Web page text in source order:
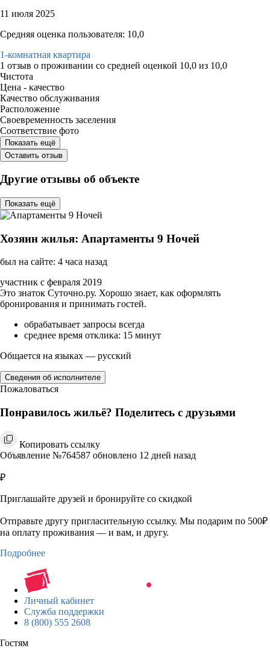
11 июля 2025
Средняя оценка пользователя: 10,0
1-комнатная квартира
1 отзыв о проживании со средней оценкой 10,0 из 10,0
Чистота
Цена - качество
Качество обслуживания
Расположение
Своевременность заселения
Соответствие фото
Показать ещё
Оставить отзыв
Другие отзывы об объекте
Показать ещё
Хозяин жилья: Апартаменты 9 Ночей
был на сайте: 4 часа назад
участник с февраля 2019
Это знаток Суточно.ру. Хорошо знает, как оформлять
бронирования и принимать гостей.
обрабатывает запросы всегда
среднее время отклика: 15 минут
Общается на языках — русский
Сведения об исполнителе
Пожаловаться
Понравилось жильё? Поделитесь с друзьями
Копировать ссылку
Объявление №764587 обновлено 12 дней назад
₽
Приглашайте друзей и бронируйте со скидкой
Отправьте другу пригласительную ссылку. Мы подарим по 500₽
на оплату проживания — и вам, и другу.
Подробнее
Личный кабинет
Служба поддержки
8 (800) 555 2608
Гостям